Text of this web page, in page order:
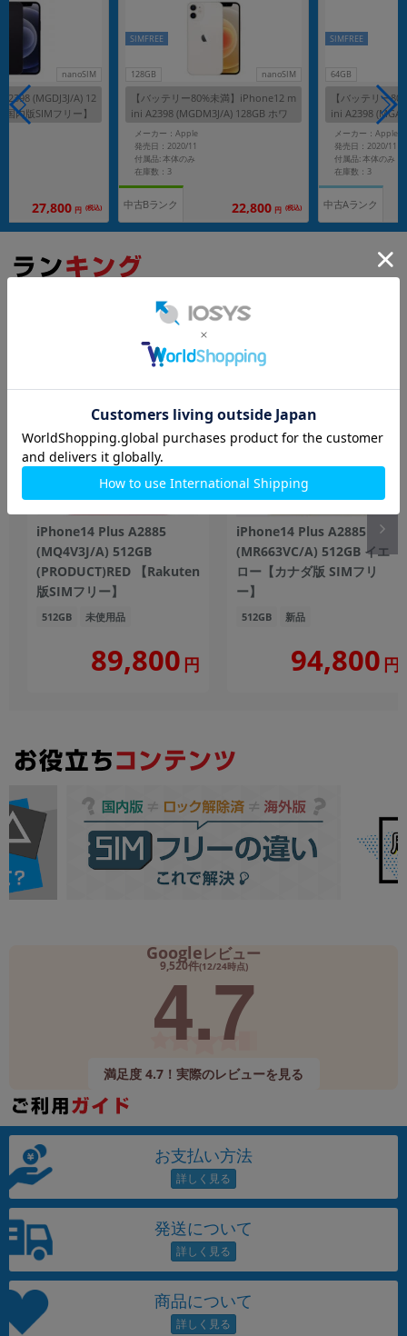
nanoSIM
(MGDJ3J/A) 12
内版SIMフリー】
27,800 円 (税込)
128GB nanoSIM
SIMFREE
【バッテリー80%未満】iPhone12 m
ini A2398 (MGDM3J/A) 128GB ホワ
イト 【国内版SIMフリー】
メーカー：Apple
発売日：2020/11
付属品: 本体のみ
在庫数：3
中古Bランク 22,800 円 (税込)
64GB
SIMFREE
【バッテリー
ini A2398
ト 【国内版SIMフ
メーカー：Apple
発売日：2020/11
付属品: 本体のみ
在庫数：3
中古Aランク
iPhone14 Plus A2885
(MQ4V3J/A) 512GB
(PRODUCT)RED 【Rakuten
版SIMフリー】
512GB 未使用品
89,800 円
iPhone14 Plus A2885
(MR663VC/A) 512GB イエ
ロー【カナダ版 SIMフリ
ー】
512GB 新品
94,800 円
Googleレビュー
9,520件(12/24時点)
4.7
満足度 4.7！実際のレビューを見る
お支払い方法
発送について
商品について